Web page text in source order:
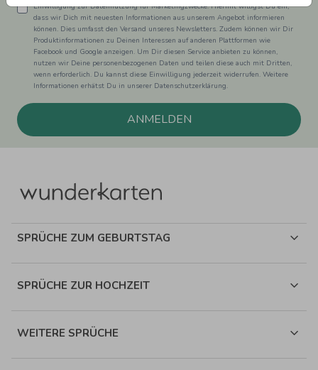
Einwilligung zur Datennutzung für Marketingzwecke: Hiermit willigst Du ein,
dass wir Dich mit neuesten Informationen aus unserem Angebot informieren
können. Dies umfasst den Versand unseres Newsletters. Zudem können wir Dir
Produktinformationen zu Deinen Interessen auf anderen Plattformen wie
Facebook und Google anzeigen. Um Dir diesen Service anbieten zu können,
nutzen wir Deine personenbezogenen Daten und teilen diese auch mit Dritten,
wenn erforderlich. Du kannst diese Einwilligung jederzeit widerrufen. Weitere
Informationen erhätst Du in unserer Datenschutzerklärung.
ANMELDEN
SPRÜCHE ZUM GEBURTSTAG
SPRÜCHE ZUR HOCHZEIT
WEITERE SPRÜCHE